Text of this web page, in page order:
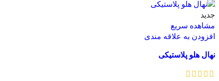
جدید
مشاهده سریع
افزودن به علاقه مندی
نهال هلو پلاستیکی